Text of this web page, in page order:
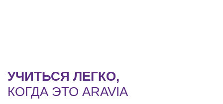
УЧИТЬСЯ ЛЕГКО,
КОГДА ЭТО ARAVIA